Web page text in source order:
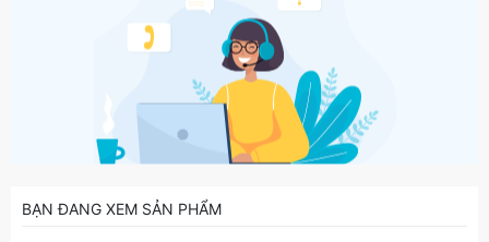
BẠN ĐANG XEM SẢN PHẨM